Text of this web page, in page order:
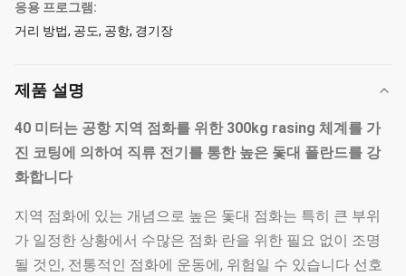
응용 프로그램:
거리 방법, 공도, 공항, 경기장
제품 설명
40 미터는 공항 지역 점화를 위한 300kg rasing 체계를 가
진 코팅에 의하여 직류 전기를 통한 높은 돛대 폴란드를 강
화합니다
지역 점화에 있는 개념으로 높은 돛대 점화는 특히 큰 부위
가 일정한 상황에서 수많은 점화 란을 위한 필요 없이 조명
될 것인, 전통적인 점화에 운동에, 위험일 수 있습니다 선호